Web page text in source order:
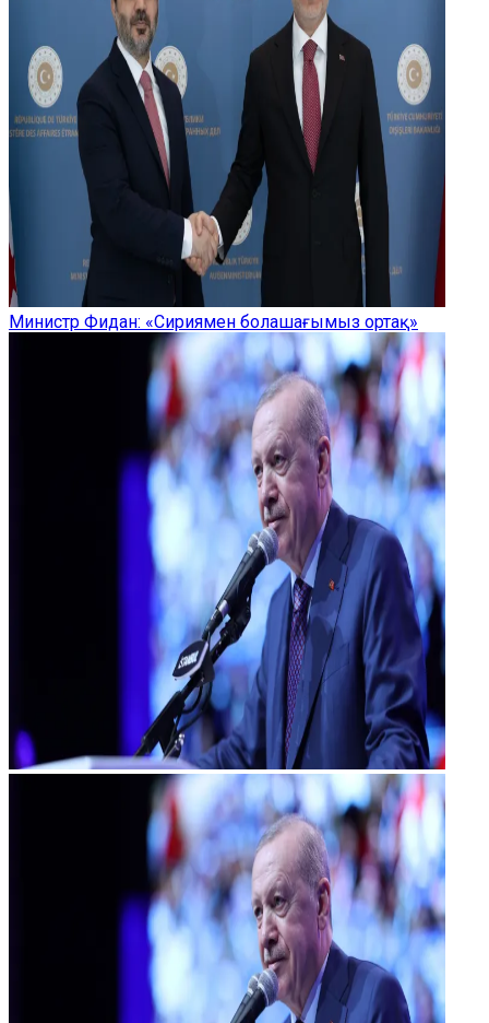
Министр Фидан: «Сириямен болашағымыз ортақ»